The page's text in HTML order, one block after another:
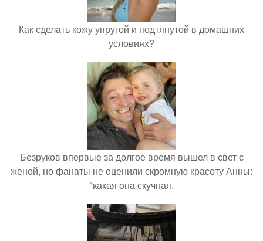
Как сделать кожу упругой и подтянутой в домашних
условиях?
Безруков впервые за долгое время вышел в свет с
женой, но фанаты не оценили скромную красоту Анны:
"какая она скучная.